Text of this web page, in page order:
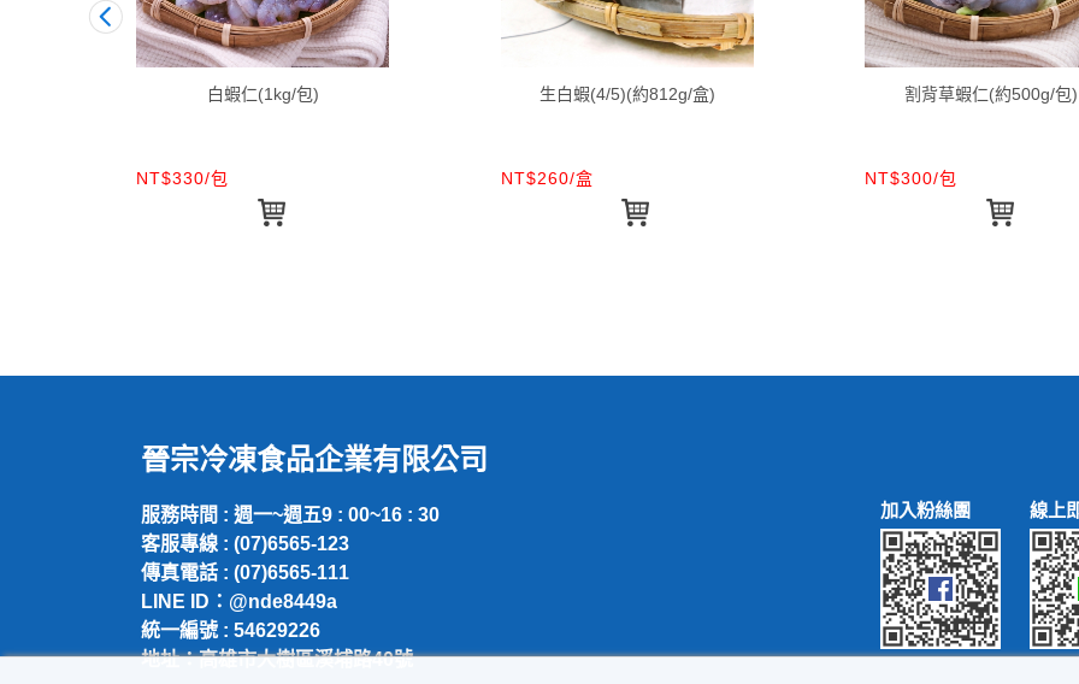
白蝦仁(1kg/包)
NT$330/包
生白蝦(4/5)(約812g/盒)
NT$260/盒
割背草蝦仁(約500g/包)
NT$300/包
晉宗冷凍食品企業有限公司
服務時間 : 週一~週五9 : 00~16 : 30
客服專線 : (07)6565-123
傳真電話 : (07)6565-111
LINE ID：@nde8449a
統一編號 : 54629226
地址：高雄市大樹區溪埔路40號
加入粉絲團 線上